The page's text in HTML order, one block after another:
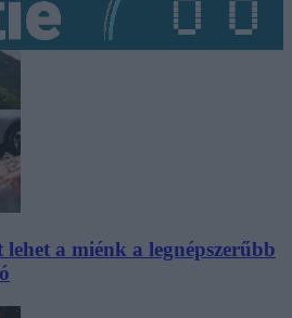
a miénk a legnépszerűbb